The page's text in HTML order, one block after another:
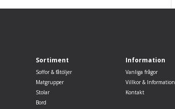
Sortiment
Soffor & fåtöljer
Matgrupper
Stolar
Bord
Information
Vanliga frågor
Villkor & Information
Kontakt